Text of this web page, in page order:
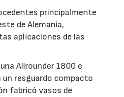
principalmente
de Alemania,
aplicaciones de las
Allrounder 1800 e
un resguardo compacto
fabricó vasos de